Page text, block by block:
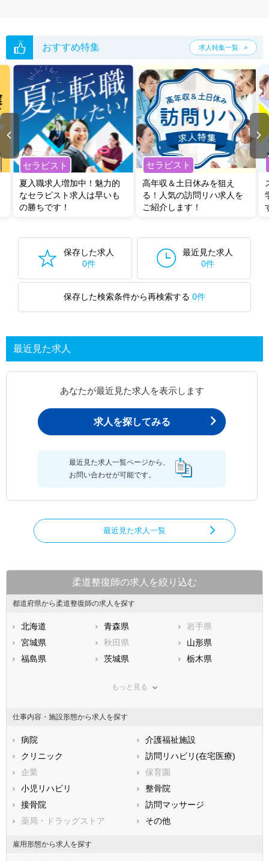
おすすめ特集 求人特集一覧
セラピスト
夏入職求人増加中！魅力的
なセラピスト求人は早いも
の勝ちです！
セラピスト
高年収＆土日休みを狙え
る！人気の訪問リハ求人を
ご紹介します！
保存した求人
0件
最近見た求人
0件
保存した検索条件から再検索する 0件
最近見た求人
あなたが最近見た求人を表示します
求人を探してみる
最近見た求人一覧ページから、
お問い合わせが可能です。
最近見た求人一覧
柔道整復師の求人を絞り込む
都道府県から柔道整復師の求人を探す
北海道 青森県
岩手県
宮城県
秋田県
山形県
福島県
茨城県
栃木県
神奈川県
石川県
福井県
静岡県
三重県
滋賀県
大阪府
兵庫県
鳥取県
広島県
徳島県
香川県
愛媛県
もっと見る
仕事内容・施設形態から求人を探す
病院
介護福祉施設
クリニック
訪問リハビリ(在宅医療)
企業
保育園
小児リハビリ
整骨院
接骨院
訪問マッサージ
薬局・ドラッグストア
その他
雇用形態から求人を探す